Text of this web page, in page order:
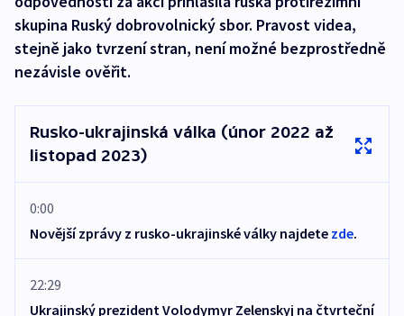
skupina Ruský dobrovolnický sbor. Pravost videa,
stejně jako tvrzení stran, není možné bezprostředně
nezávisle ověřit.
Rusko-ukrajinská válka (únor 2022 až
listopad 2023)
0:00
Novější zprávy z rusko-ukrajinské války najdete zde.
22:29
Ukrajinský prezident Volodymyr Zelenskyj na čtvrteční